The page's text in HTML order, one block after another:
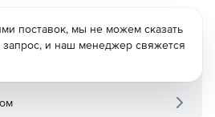
поставок, мы не можем сказать
запрос, и наш менеджер свяжется